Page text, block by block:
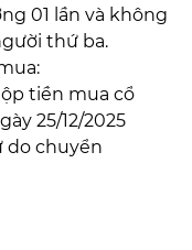
01 lần và không
thứ ba.
tiền mua cổ
25/12/2025
do chuyển